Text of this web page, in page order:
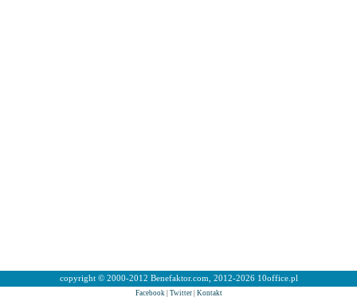
copyright © 2000-2012 Benefaktor.com, 2012-2026 10office.pl
Facebook| Twitter| Kontakt